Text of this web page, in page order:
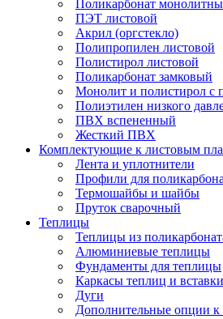
Поликарбонат
ПЭТ листовой
Акрил (оргстекло)
Полипропилен листовой
Полистирол листовой
Поликарбонат замковый
Монолит и полистирол с
Полиэтилен низкого
ПВХ вспененный
Жесткий ПВХ
Комплектующие к листовым
Лента и уплотнители
Профили для
Термошайбы и шайбы
Пруток сварочный
Теплицы
Теплицы из
Алюминиевые теплицы
Фундаменты для теплицы
Каркасы теплиц и
Дуги
Дополнительные опции к